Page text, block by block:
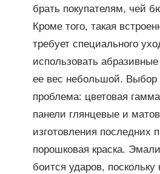
брать покупателям, чей
Кроме того, такая
требует специального
использовать
ее вес небольшой. Выбор
проблема: цветовая
панели глянцевые и
изготовления последних
порошковая краска.
боится ударов, поскольку